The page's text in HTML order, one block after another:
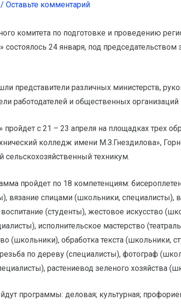
/ Оставьте комментарий
комитета по подготовке и проведению
состоялось 24 января, под
представители различных министерств,
работодателей и общественных
с 21 – 23 апреля на площадках трех
колледж имени М.З.Гнездилова»,
сельскохозяйственный техникум.
пройдет по 18 компетенциям:
вязание спицами (школьники, специалисты),
(студенты), жестовое искусство
исполнительское мастерство
(школьники), обработка текста (школьники,
по дереву (специалисты), фотограф
растениевод зеленого хозяйства
программы: деловая; культурная;